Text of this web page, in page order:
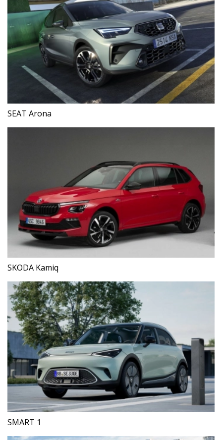
SEAT Arona
SKODA Kamiq
SMART 1